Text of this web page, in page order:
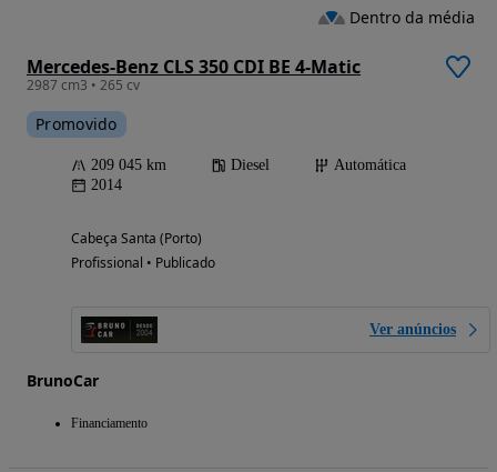
Mercedes-Benz CLS 350 CDI BE 4-Matic
2987 cm3 • 265 cv
Promovido
209 045 km Diesel
Automática
2014
Cabeça Santa (Porto)
Profissional • Publicado
Ver anúncios
BrunoCar
Financiamento
Dentro da média